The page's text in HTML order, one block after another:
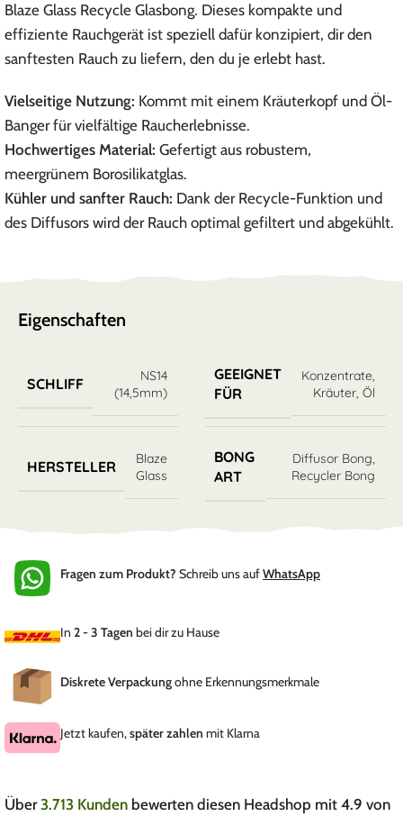
Blaze Glass Recycle Glasbong. Dieses kompakte und
effiziente Rauchgerät ist speziell dafür konzipiert, dir den
sanftesten Rauch zu liefern, den du je erlebt hast.
Vielseitige Nutzung: Kommt mit einem Kräuterkopf und Öl-
Banger für vielfältige Raucherlebnisse.
Hochwertiges Material: Gefertigt aus robustem,
meergrünem Borosilikatglas.
Kühler und sanfter Rauch: Dank der Recycle-Funktion und
des Diffusors wird der Rauch optimal gefiltert und abgekühlt.
Eigenschaften
SCHLIFF
NS14
(14,5mm)
GEEIGNET
FÜR
Konzentrate,
Kräuter,Öl
HERSTELLER
Blaze
Glass
BONG
ART
Diffusor Bong,
Recycler Bong
Fragen zum Produkt? Schreib uns aufWhatsApp
In 2 - 3 Tagen bei dir zu Hause
Diskrete Verpackungohne Erkennungsmerkmale
Jetzt kaufen,später zahlen mit Klarna
Über3.713 Kunden bewerten diesen Headshop mit 4.9 von